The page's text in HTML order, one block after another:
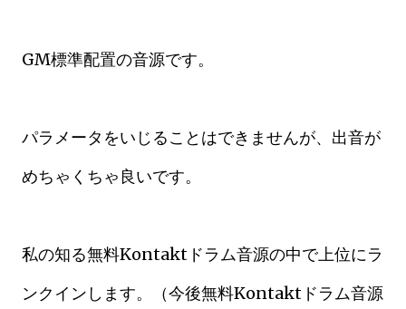
GM標準配置の音源です。
パラメータをいじることはできませんが、出音が
めちゃくちゃ良いです。
私の知る無料Kontaktドラム音源の中で上位にラ
ンクインします。（今後無料Kontaktドラム音源